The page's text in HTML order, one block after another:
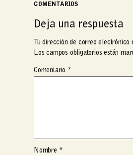
COMENTARIOS
Deja una respuesta
Tu dirección de correo electrónico
Los campos obligatorios están
Comentario *
Nombre *